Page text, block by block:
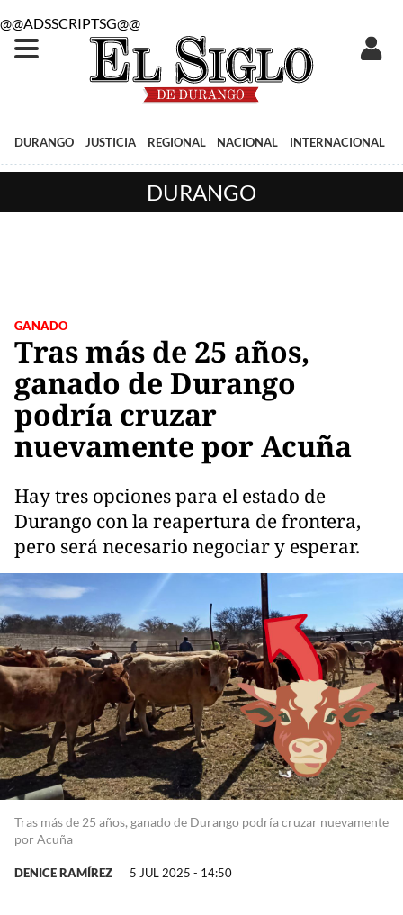
@@ADSSCRIPTSG@@
DURANGO JUSTICIA REGIONAL NACIONAL INTERNACIONAL
DURANGO
GANADO
Tras más de 25 años,
ganado de Durango
podría cruzar
nuevamente por Acuña
Hay tres opciones para el estado de
Durango con la reapertura de frontera,
pero será necesario negociar y esperar.
Tras más de 25 años, ganado de Durango podría cruzar nuevamente
por Acuña
DENICE RAMÍREZ 5 JUL 2025 - 14:50